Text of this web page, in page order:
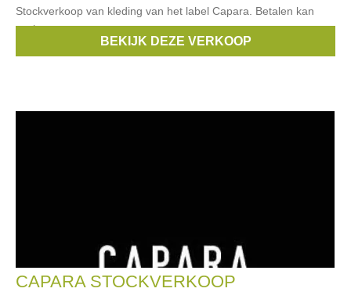
Stockverkoop van kleding van het label Capara. Betalen kan
cash
CaparaBEKIJK DEZE VERKOOP
CAPARA STOCKVERKOOP